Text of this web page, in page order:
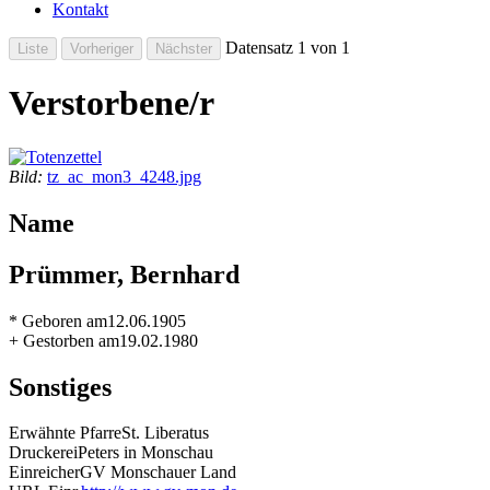
Kontakt
Datensatz 1 von 1
Verstorbene/r
Bild: tz_ac_mon3_4248.jpg
Name
Prümmer, Bernhard
* Geboren am12.06.1905
+ Gestorben am19.02.1980
Sonstiges
Erwähnte PfarreSt. Liberatus
DruckereiPeters in Monschau
EinreicherGV Monschauer Land